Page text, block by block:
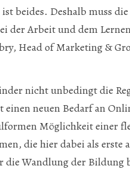
beides. Deshalb muss die
der Arbeit und dem
Head of Marketing &
nicht unbedingt die
neuen Bedarf an
Möglichkeit einer
die hier dabei als erste
Wandlung der Bildung